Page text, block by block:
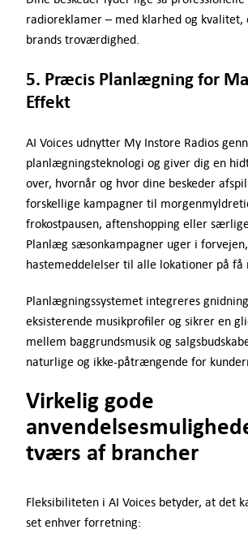
radioreklamer – med klarhed og kvalitet,
brands troværdighed.
5. Præcis Planlægning for
Effekt
AI Voices udnytter My Instore Radios
planlægningsteknologi og giver dig en
over, hvornår og hvor dine beskeder
forskellige kampagner til
frokostpausen, aftenshopping eller
Planlæg sæsonkampagner uger i
hastemeddelelser til alle lokationer på få
Planlægningssystemet integreres
eksisterende musikprofiler og sikrer en
mellem baggrundsmusik og
naturlige og ikke-påtrængende for
Virkelig gode
tværs af brancher
Fleksibiliteten i AI Voices betyder, at det
set enhver forretning: